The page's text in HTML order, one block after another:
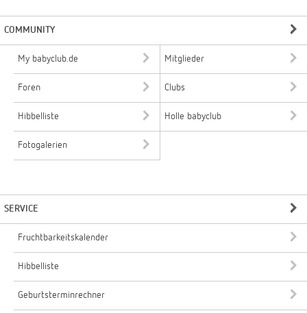
COMMUNITY
My babyclub.de Mitglieder
Foren Clubs
Hibbelliste Holle babyclub
Fotogalerien
SERVICE
Fruchtbarkeitskalender
Hibbelliste
Geburtsterminrechner